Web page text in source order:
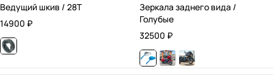
Ведущий шкив / 28T
14900 ₽
Зеркала заднего вида /
Голубые
32500 ₽